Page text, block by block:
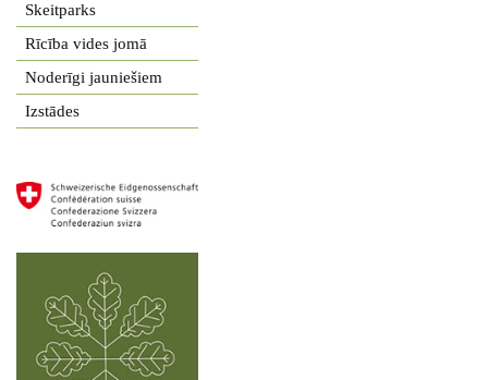
Skeitparks
Rīcība vides jomā
Noderīgi jauniešiem
Izstādes